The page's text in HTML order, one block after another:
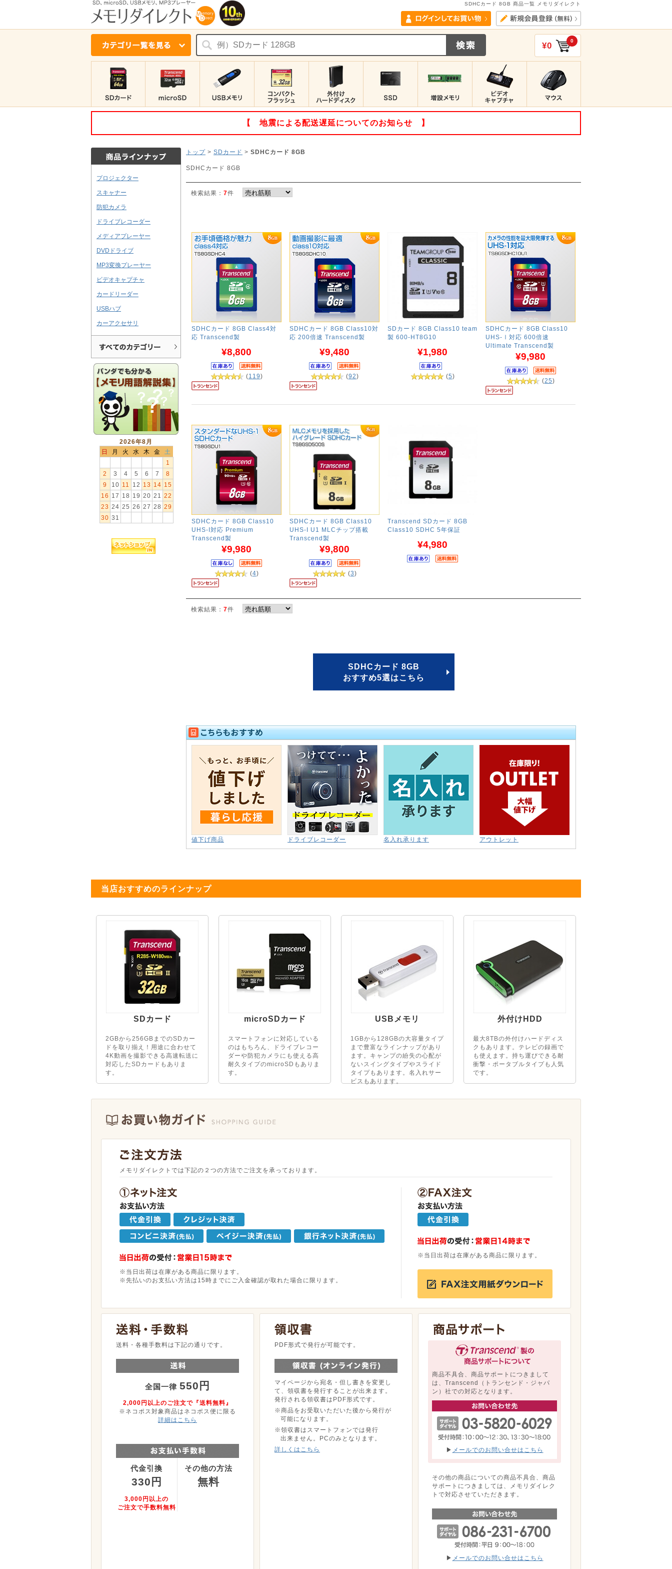
SDHCカード 8GB 商品一覧 メモリダイレクト
¥0 0
【 地震による配送遅延についてのお知らせ 】
プロジェクター
スキャナー
防犯カメラ
ドライブレコーダー
メディアプレーヤー
DVDドライブ
MP3変換プレーヤー
ビデオキャプチャ
カードリーダー
USBハブ
カーアクセサリ
2026年8月
日
月 火 水 木 金
土
1
2
3 4 5 6 7
8
9
10 11 12 13 14 15
16
17 18 19 20 21
22
23 24 25 26 27 28 29
30 31
トップ > SDカード > SDHCカード 8GB
SDHCカード 8GB
検索結果： 7件
SDHCカード 8GB Class4対
応 Transcend製
¥8,800
(119)
SDHCカード 8GB Class10対
応 200倍速 Transcend製
¥9,480
(92)
SDカード 8GB Class10 team
製 600-HT8G10
¥1,980
(5)
SDHCカード 8GB Class10
UHS-Ⅰ対応 600倍速
Ultimate Transcend製
¥9,980
(25)
SDHCカード 8GB Class10
UHS-I対応 Premium
Transcend製
¥9,980
(4)
SDHCカード 8GB Class10
UHS-I U1 MLCチップ搭載
Transcend製
¥9,800
(3)
Transcend SDカード 8GB
Class10 SDHC 5年保証
¥4,980
検索結果： 7件
SDHCカード 8GB
おすすめ5選はこちら
値下げ商品 ドライブレコーダー 名入れ承ります アウトレット
当店おすすめのラインナップ
SDカード
2GBから256GBまでのSDカー
ドを取り揃え！用途に合わせて
4K動画を撮影できる高速転送に
対応したSDカードもありま
す。
microSDカード
スマートフォンに対応している
のはもちろん、ドライブレコー
ダーや防犯カメラにも使える高
耐久タイプのmicroSDもありま
す。
USBメモリ
1GBから128GBの大容量タイプ
まで豊富なラインナップがあり
ます。キャンプの紛失の心配が
ないスイングタイプやスライド
タイプもあります。名入れサー
ビスもあります。
外付けHDD
最大8TBの外付けハードディス
クもあります。テレビの録画で
も使えます。持ち運びできる耐
衝撃・ポータブルタイプも人気
です。
メモリダイレクトでは下記の２つの方法でご注文を承っております。
※当日出荷は在庫がある商品に限ります。
※先払いのお支払い方法は15時までにご入金確認が取れた場合に限ります。
※当日出荷は在庫がある商品に限ります。
送料・各種手数料は下記の通りです。
全国一律 550円
2,000円以上のご注文で『送料無料』
※ネコポス対象商品はネコポス便に限る
詳細はこちら
代金引換
330円
3,000円以上の
ご注文で手数料無料
その他の方法
無料
PDF形式で発行が可能です。
マイページから宛名・但し書きを変更し
て、領収書を発行することが出来ます。
発行される領収書はPDF形式です。
※商品をお受取いただいた後から発行が
可能になります。
※領収書はスマートフォンでは発行
出来ません。PCのみとなります。
詳しくはこちら
商品不具合、商品サポートにつきまして
は、Transcend（トランセンド・ジャパ
ン）社での対応となります。
▶ メールでのお問い合せはこちら
その他の商品についての商品不具合、商品
サポートにつきましては、メモリダイレク
トで対応させていただきます。
▶ メールでのお問い合せはこちら